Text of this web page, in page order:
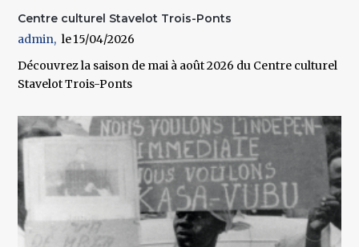
Centre culturel Stavelot Trois-Ponts
admin
15/04/2026
Découvrez la saison de mai à août 2026 du Centre culturel
Stavelot Trois-Ponts